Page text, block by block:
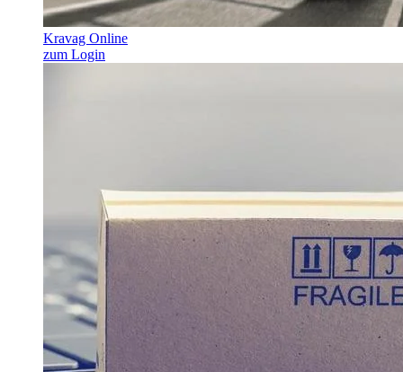
Kravag Online
zum Login